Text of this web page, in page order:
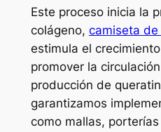
Este proceso inicia la
colágeno, camiseta
estimula el
promover la
producción de
garantizamos
como mallas,